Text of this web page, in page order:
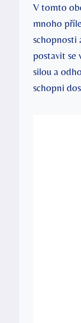
V tomto
mnoho
schopnosti
postavit se
silou a
schopni